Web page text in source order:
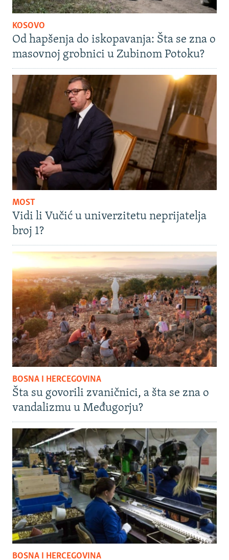
KOSOVO
Od hapšenja do iskopavanja: Šta se zna o
masovnoj grobnici u Zubinom Potoku?
MOST
Vidi li Vučić u univerzitetu neprijatelja
broj 1?
BOSNA I HERCEGOVINA
Šta su govorili zvaničnici, a šta se zna o
vandalizmu u Međugorju?
BOSNA I HERCEGOVINA